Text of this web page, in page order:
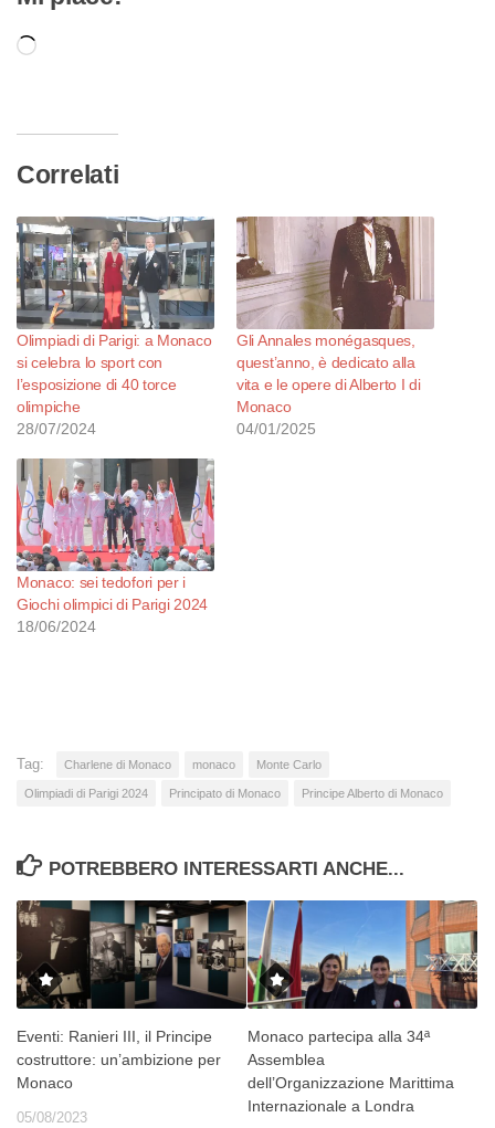
Caricamento
Correlati
Olimpiadi di Parigi: a Monaco
si celebra lo sport con
l’esposizione di 40 torce
olimpiche
28/07/2024
Gli Annales monégasques,
quest’anno, è dedicato alla
vita e le opere di Alberto I di
Monaco
04/01/2025
Monaco: sei tedofori per i
Giochi olimpici di Parigi 2024
18/06/2024
Tag: Charlene di Monaco monaco Monte Carlo
Olimpiadi di Parigi 2024 Principato di Monaco Principe Alberto di Monaco
POTREBBERO INTERESSARTI ANCHE...
Eventi: Ranieri III, il Principe
costruttore: un’ambizione per
Monaco
05/08/2023
Monaco partecipa alla 34ª
Assemblea
dell’Organizzazione Marittima
Internazionale a Londra